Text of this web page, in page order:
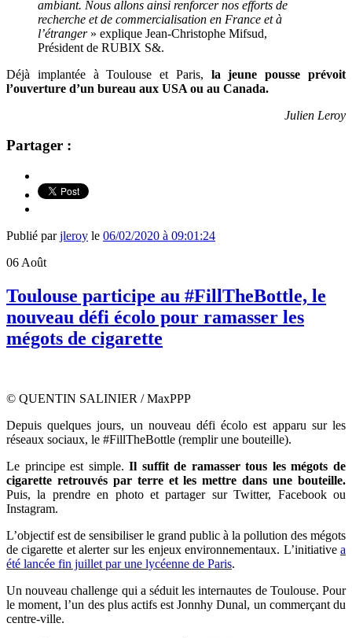
ambiant. Nous allons ainsi renforcer nos efforts de
recherche et de commercialisation en France et à
l’étranger» explique Jean-Christophe Mifsud,
Président de RUBIX S&.
Déjà implantée à Toulouse et Paris, la jeune pousse prévoit
l’ouverture d’un bureau aux USA ou au Canada.
Julien Leroy
Partager :
Publié parjleroy le 06/02/2020 à 09:01:24
06 Août
Toulouse participe au #FillTheBottle, le
nouveau défi écolo pour ramasser les
mégots de cigarette
© QUENTIN SALINIER / MaxPPP
Depuis quelques jours, un nouveau défi écolo est apparu sur les
réseaux sociaux, le #FillTheBottle (remplir une bouteille).
Le principe est simple.Il suffit de ramasser tous les mégots de
cigarette retrouvés par terre et les mettre dans une bouteille.
Puis, la prendre en photo et partager sur Twitter, Facebook ou
Instagram.
L’objectif est de sensibiliser le grand public à la pollution des mégots
de cigarette et alerter sur les enjeux environnementaux. L’initiative a
été lancée fin juillet par une lycéenne de Paris.
Un nouveau challenge qui a séduit les internautes de Toulouse. Pour
le moment, l’un des plus actifs est Jonnhy Dunal, un commerçant du
centre-ville.